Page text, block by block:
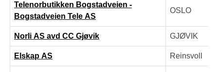
Telenorbutikken Bogstadveien -
Bogstadveien Tele AS
OSLO
Norli AS avd CC Gjøvik GJØVIK
Elskap AS Reinsvoll